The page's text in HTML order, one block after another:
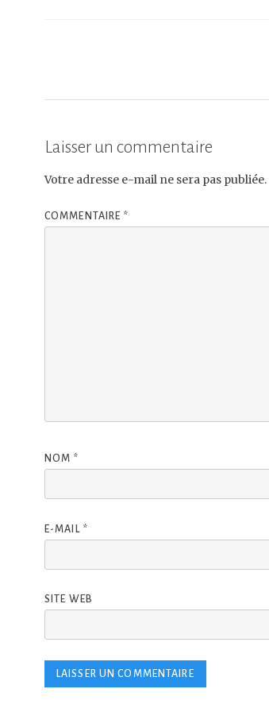
Laisser un commentaire
Votre adresse e-mail ne sera pas publiée.
COMMENTAIRE *
NOM *
E-MAIL *
SITE WEB